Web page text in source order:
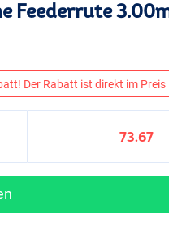
Feederrute
Der Rabatt ist direkt im
73.67